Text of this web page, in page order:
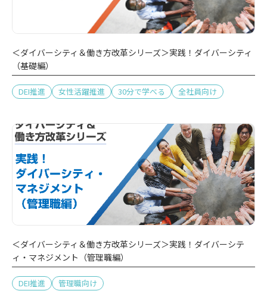
＜ダイバーシティ＆働き方改革シリーズ＞実践！ダイバーシティ
（基礎編）
DEI推進 女性活躍推進 30分で学べる 全社員向け
＜ダイバーシティ＆働き方改革シリーズ＞実践！ダイバーシテ
ィ・マネジメント（管理職編）
DEI推進 管理職向け